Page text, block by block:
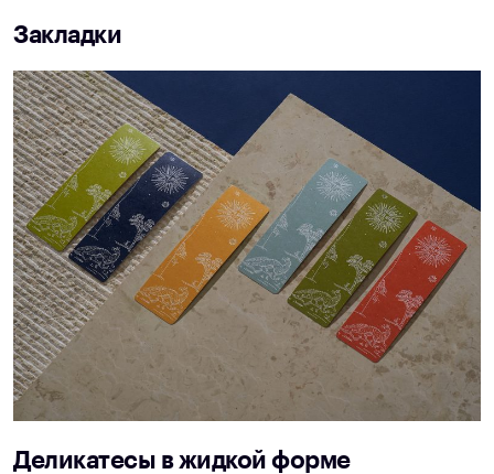
Закладки
Деликатесы в жидкой форме